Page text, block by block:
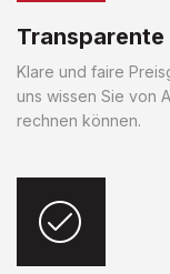
Transparente
Klare und faire
uns wissen Sie von
rechnen können.